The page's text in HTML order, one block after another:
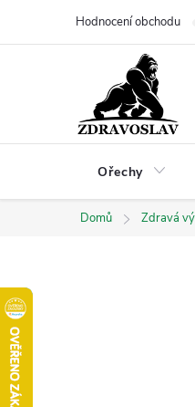
Hodnocení obchodu
Ořechy
Domů Zdravá